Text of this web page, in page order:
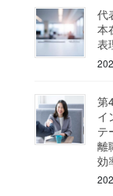
代
本
表
第
イ
テ
離
効